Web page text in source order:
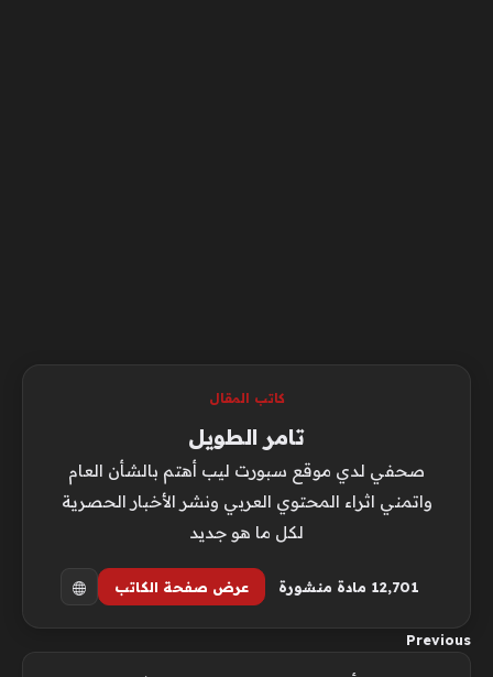
كاتب المقال
تامر الطويل
صحفي لدي موقع سبورت ليب أهتم بالشأن العام
واتمني اثراء المحتوي العربي ونشر الأخبار الحصرية
لكل ما هو جديد
12٬701 مادة منشورة عرض صفحة الكاتب
Previous